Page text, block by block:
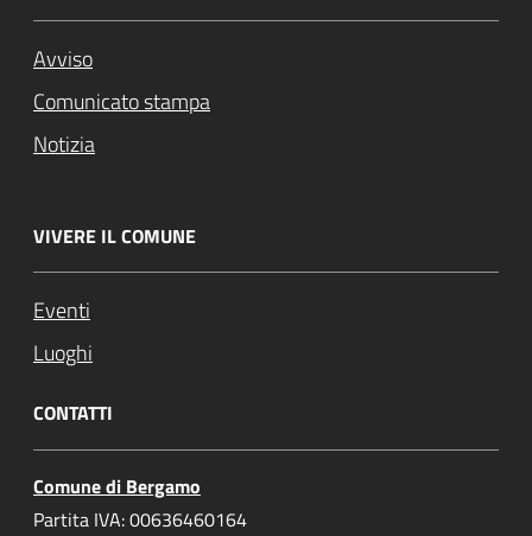
Avviso
Comunicato stampa
Notizia
VIVERE IL COMUNE
Eventi
Luoghi
CONTATTI
Comune di Bergamo
Partita IVA: 00636460164